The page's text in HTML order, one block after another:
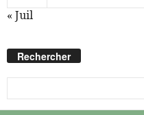
« Juil
Rechercher